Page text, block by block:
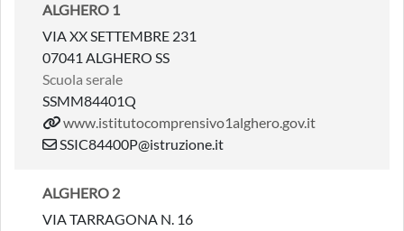
ALGHERO 1
VIA XX SETTEMBRE 231
07041 ALGHERO SS
Scuola serale
SSMM84401Q
www.istitutocomprensivo1alghero.gov.it
SSIC84400P@istruzione.it
ALGHERO 2
VIA TARRAGONA N. 16